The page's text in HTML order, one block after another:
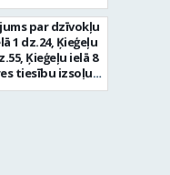
par dzīvokļu
1 dz.24, Ķieģeļu
Ķieģeļu ielā 8
tiesību izsoļu